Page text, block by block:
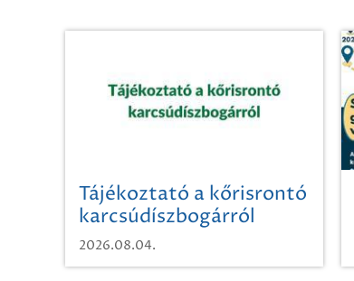
Tájékoztató a kőrisrontó
karcsúdíszbogárról
2026.08.04.